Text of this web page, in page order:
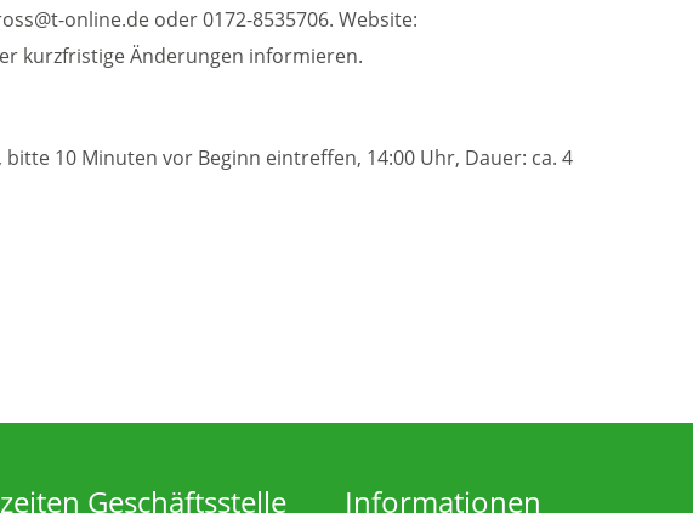
online.de oder 0172-8535706. Website:
kurzfristige Änderungen informieren.
10 Minuten vor Beginn eintreffen, 14:00 Uhr, Dauer: ca. 4
Geschäftsstelle Informationen